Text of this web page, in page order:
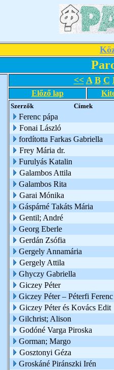
<< A B C
Előző lap
Szerzők Címek
Ferenc pápa
Fonai László
fordította Farkas Gabriella
Frey Mária dr.
Furulyás Katalin
Galambos Attila
Galambos Rita
Garai Mónika
Gáspárné Takáts Mária
Gentil; André
Georg Eberle
Gerdán Zsófia
Gergely Annamária
Gergely Attila
Ghyczy Gabriella
Giczey Péter
Giczey Péter – Péterfi Ferenc
Giczey Péter és Kovács Edit
Gilchrist; Alison
Godóné Varga Piroska
Gorman; Margo
Gosztonyi Géza
Groskáné Piránszki Irén